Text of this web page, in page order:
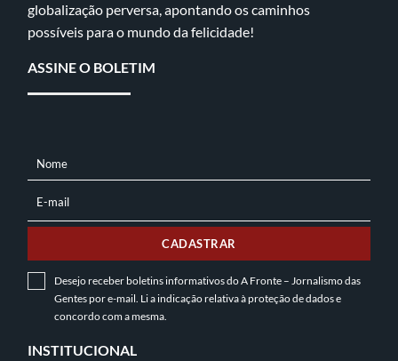
globalização perversa, apontando os caminhos
possíveis para o mundo da felicidade!
ASSINE O BOLETIM
NOME
Nome
MAIL
E-mail
CADASTRAR
Desejo receber boletins informativos do A Fronte – Jornalismo das
Gentes por e-mail. Li a indicação relativa àproteção de dadose
concordo com a mesma.
INSTITUCIONAL